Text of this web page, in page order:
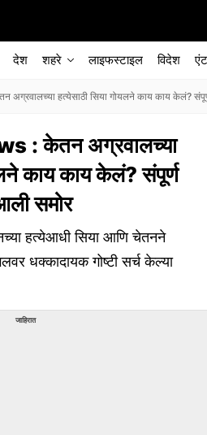
देश शहरे लाइफस्टाइल विदेश
हत्येसाठी सिया गोयलने काय काय केलं?
: केतन अग्रवालच्या
काय काय केलं? संपूर्ण
समोर
हत्येआधी सिया आणि चेतनने
धक्कादायक गोष्टी सर्च केल्या
जाहिरात